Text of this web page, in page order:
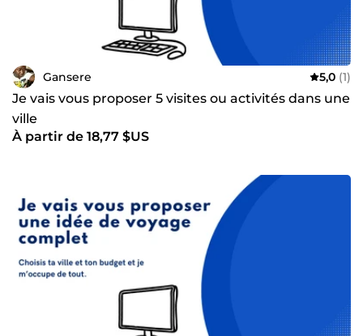
Gansere 5,0 (1)
Je vais vous proposer 5 visites ou activités dans une
ville
À partir de 18,77 $US